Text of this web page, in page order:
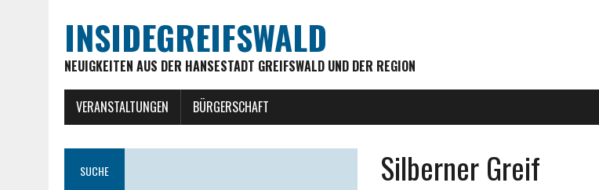
INSIDEGREIFSWALD
NEUIGKEITEN AUS DER HANSESTADT GREIFSWALD UND DER REGION
VERANSTALTUNGEN BÜRGERSCHAFT
Silberner Greif
SUCHE